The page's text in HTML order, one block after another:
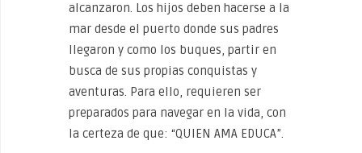
alcanzaron. Los hijos deben hacerse a la
mar desde el puerto donde sus padres
llegaron y como los buques, partir en
busca de sus propias conquistas y
aventuras. Para ello, requieren ser
preparados para navegar en la vida, con
la certeza de que: “QUIEN AMA EDUCA”.